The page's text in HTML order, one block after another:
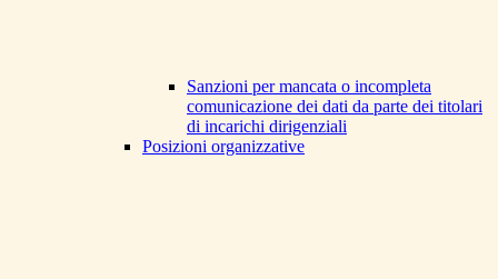
Sanzioni per mancata o incompleta
comunicazione dei dati da parte dei titolari
di incarichi dirigenziali
Posizioni organizzative